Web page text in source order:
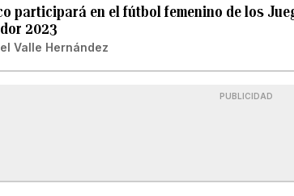
participará en el fútbol femenino de los
2023
Valle Hernández
PUBLICIDAD